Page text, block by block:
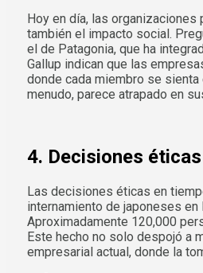
Hoy en día, las
también el impacto social.
el de Patagonia, que ha
Gallup indican que las
donde cada miembro se
menudo, parece atrapado en
4. Decisiones
Las decisiones éticas en
internamiento de japoneses
Aproximadamente 120,000
Este hecho no solo despojó a
empresarial actual, donde la